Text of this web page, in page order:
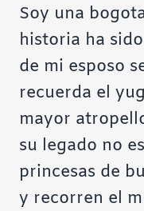
Soy una
historia ha
de mi esposo
recuerda el
mayor
su legado no
princesas de
y recorren el